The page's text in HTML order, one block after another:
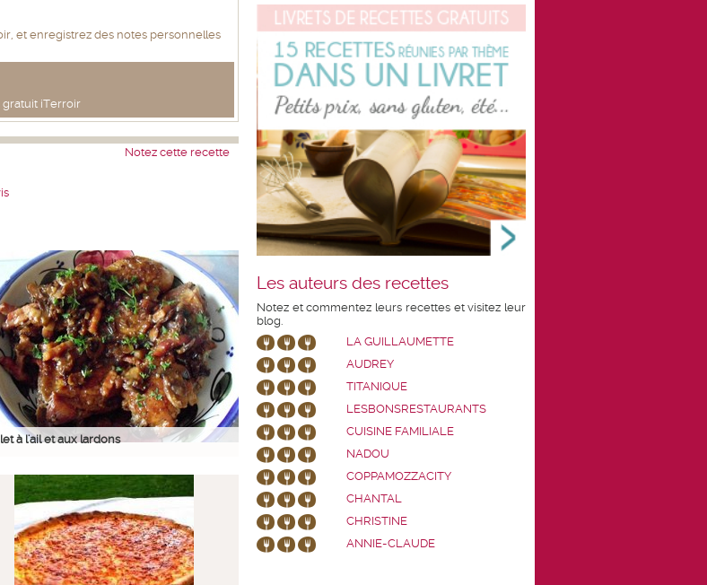
et enregistrez des notes personnelles
iTerroir
Notez cette recette
à l'ail et aux lardons
Les auteurs des recettes
Notez et commentez leurs recettes et visitez leur
blog.
LA GUILLAUMETTE
AUDREY
TITANIQUE
LESBONSRESTAURANTS
CUISINE FAMILIALE
NADOU
COPPAMOZZACITY
CHANTAL
CHRISTINE
ANNIE-CLAUDE